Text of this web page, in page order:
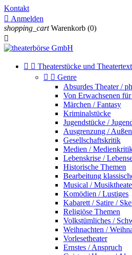
Kontakt
 Anmelden
shopping_cart Warenkorb (0)

  Theaterstücke und
  Genre
Absurdes Theater /
Von Erwachsenen
Märchen / Fantasy
Kriminalstücke
Jugendstücke /
Ausgrenzung /
Gesellschaftskritik
Medien /
Lebenskrise /
Historische Themen
Bearbeitung
Musical /
Komödien / Lustiges
Kabarett / Satire /
Religiöse Themen
Volkstümliches /
Weihnachten /
Vorlesetheater
Ernstes / Anspruch